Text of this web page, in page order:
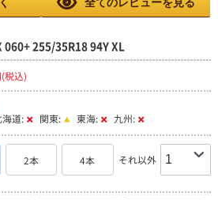
060+ 255/35R18 94Y XL
税込)
海道: 関東: 東海: 九州:
2本 4本 それ以外